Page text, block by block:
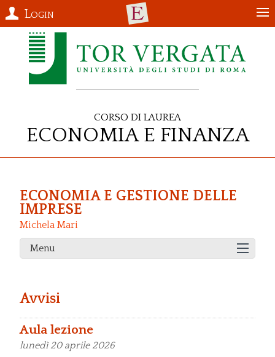
Login
Corso di Laurea
Economia e Finanza
ECONOMIA E GESTIONE DELLE
IMPRESE
Michela Mari
Menu
Avvisi
Aula lezione
lunedì20 aprile 2026